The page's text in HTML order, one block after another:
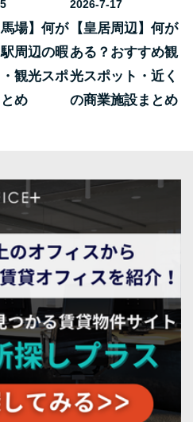
馬場】何が
周辺の暇
観光スポ
め
2026-7-17
【皇居周辺】何が
ある？おすすめ観
光スポット・近く
の商業施設まとめ